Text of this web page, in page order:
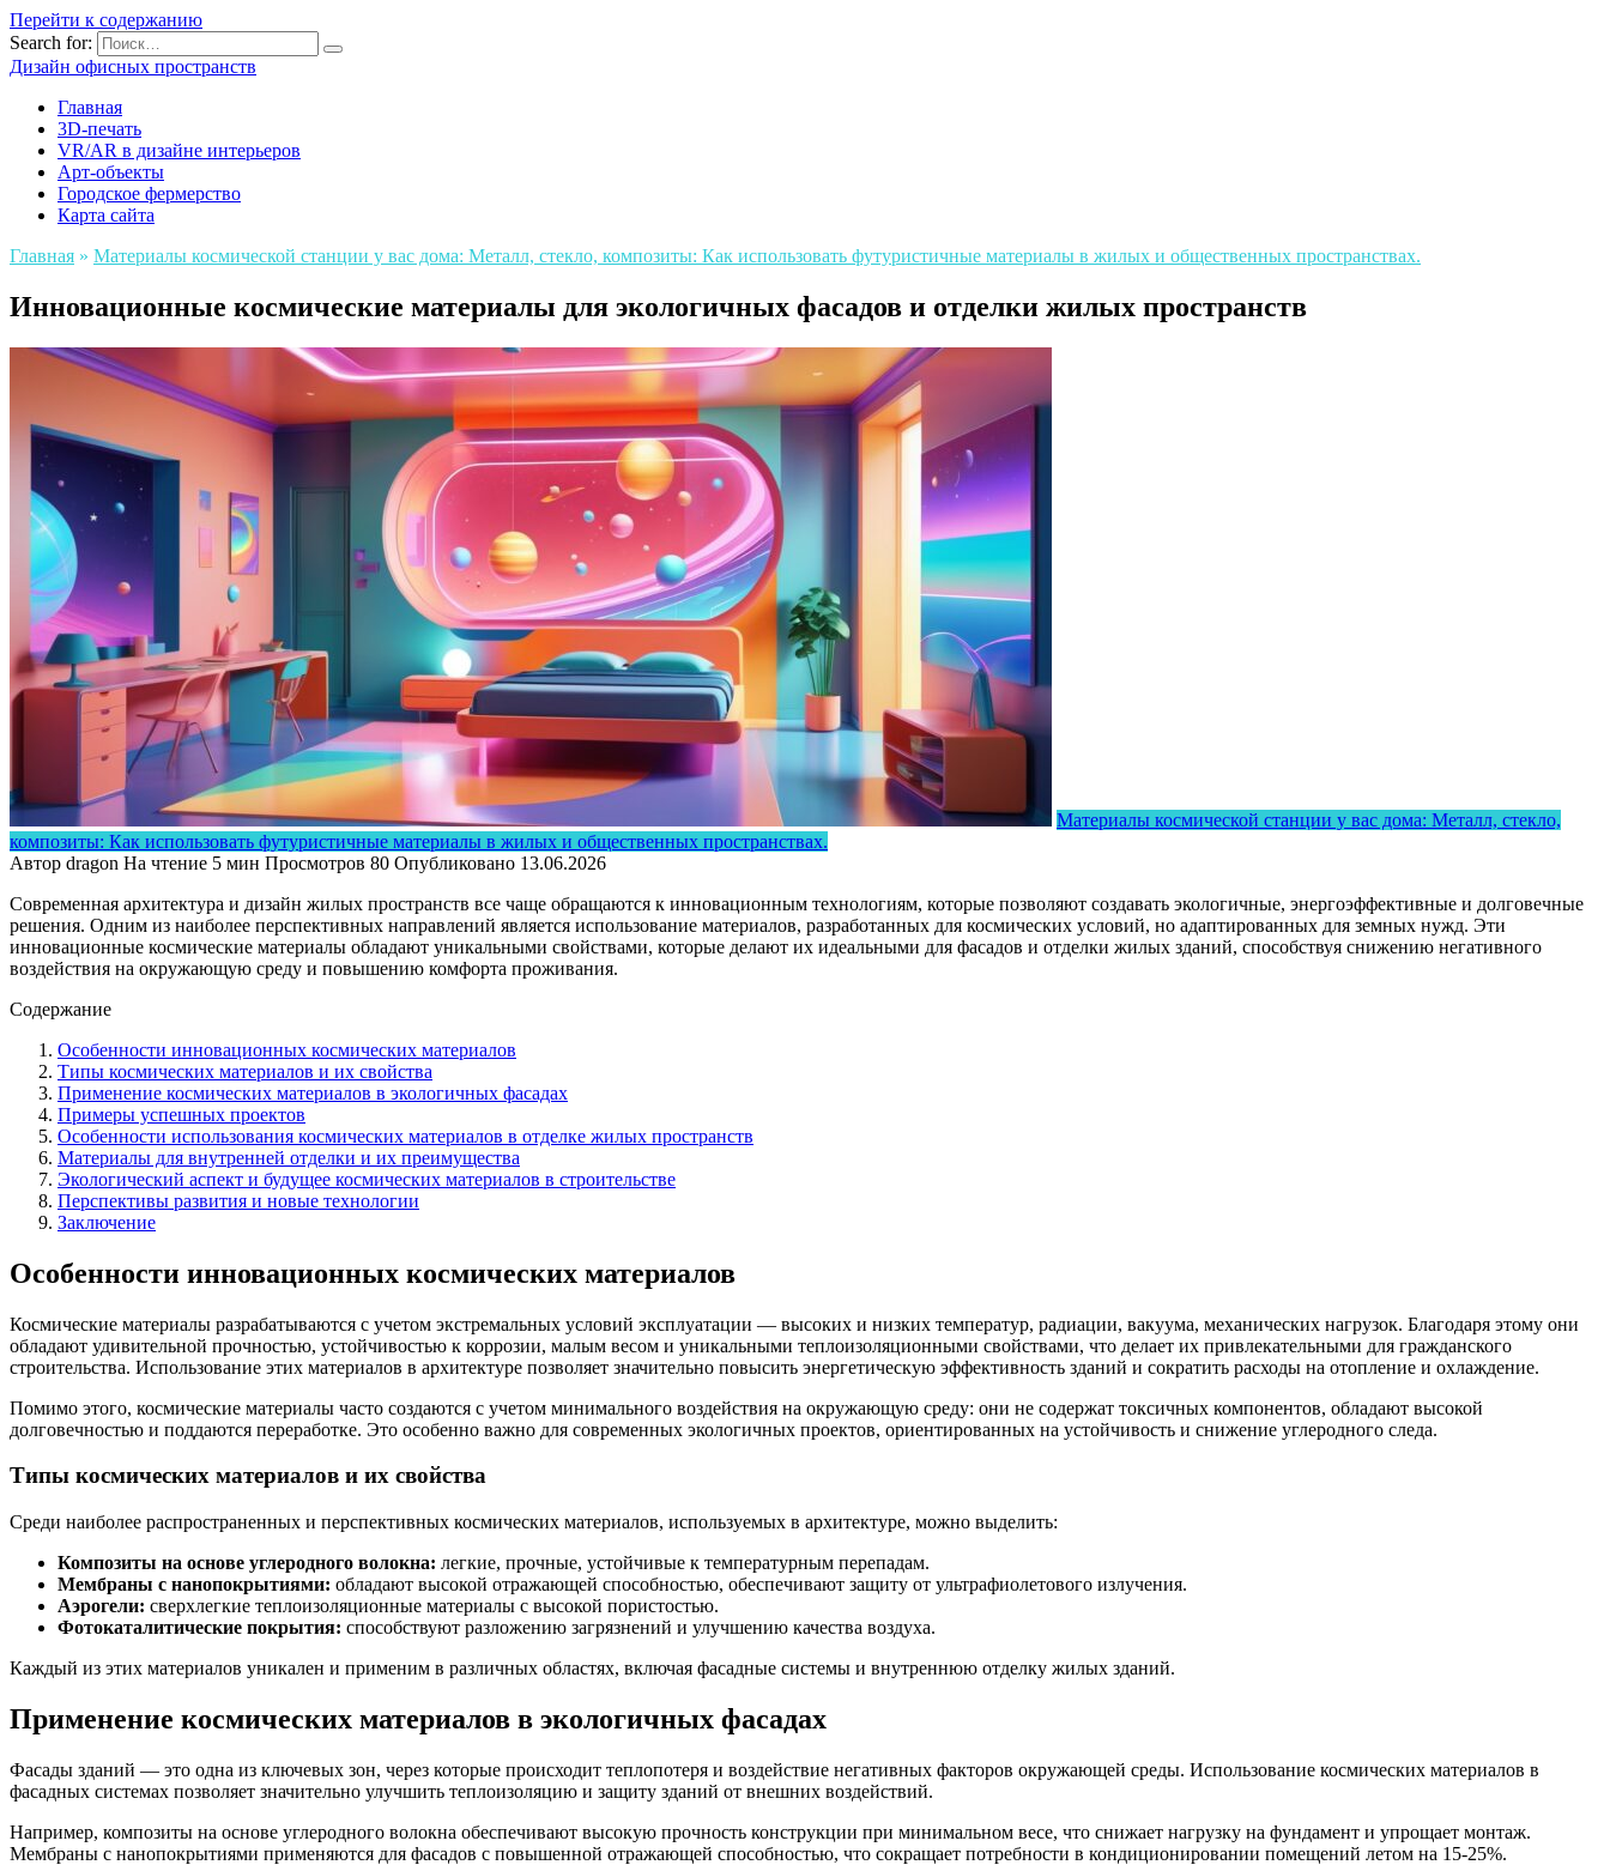
Перейти к содержанию
Search for:
Дизайн офисных пространств
Главная
3D-печать
VR/AR в дизайне интерьеров
Арт-объекты
Городское фермерство
Карта сайта
Главная » Материалы космической станции у вас дома: Металл, стекло, композиты: Как использовать футуристичные материалы в жилых и общественных пространствах.
Инновационные космические материалы для экологичных фасадов и отделки жилых пространств
Материалы космической станции у вас дома: Металл, стекло,
композиты: Как использовать футуристичные материалы в жилых и общественных пространствах.
Автор dragon На чтение 5 мин Просмотров 80 Опубликовано 13.06.2026
Современная архитектура и дизайн жилых пространств все чаще обращаются к инновационным технологиям, которые позволяют создавать экологичные, энергоэффективные и долговечные
решения. Одним из наиболее перспективных направлений является использование материалов, разработанных для космических условий, но адаптированных для земных нужд. Эти
инновационные космические материалы обладают уникальными свойствами, которые делают их идеальными для фасадов и отделки жилых зданий, способствуя снижению негативного
воздействия на окружающую среду и повышению комфорта проживания.
Содержание
Особенности инновационных космических материалов
Типы космических материалов и их свойства
Применение космических материалов в экологичных фасадах
Примеры успешных проектов
Особенности использования космических материалов в отделке жилых пространств
Материалы для внутренней отделки и их преимущества
Экологический аспект и будущее космических материалов в строительстве
Перспективы развития и новые технологии
Заключение
Особенности инновационных космических материалов
Космические материалы разрабатываются с учетом экстремальных условий эксплуатации — высоких и низких температур, радиации, вакуума, механических нагрузок. Благодаря этому они
обладают удивительной прочностью, устойчивостью к коррозии, малым весом и уникальными теплоизоляционными свойствами, что делает их привлекательными для гражданского
строительства. Использование этих материалов в архитектуре позволяет значительно повысить энергетическую эффективность зданий и сократить расходы на отопление и охлаждение.
Помимо этого, космические материалы часто создаются с учетом минимального воздействия на окружающую среду: они не содержат токсичных компонентов, обладают высокой
долговечностью и поддаются переработке. Это особенно важно для современных экологичных проектов, ориентированных на устойчивость и снижение углеродного следа.
Типы космических материалов и их свойства
Среди наиболее распространенных и перспективных космических материалов, используемых в архитектуре, можно выделить:
Композиты на основе углеродного волокна: легкие, прочные, устойчивые к температурным перепадам.
Мембраны с нанопокрытиями: обладают высокой отражающей способностью, обеспечивают защиту от ультрафиолетового излучения.
Аэрогели: сверхлегкие теплоизоляционные материалы с высокой пористостью.
Фотокаталитические покрытия: способствуют разложению загрязнений и улучшению качества воздуха.
Каждый из этих материалов уникален и применим в различных областях, включая фасадные системы и внутреннюю отделку жилых зданий.
Применение космических материалов в экологичных фасадах
Фасады зданий — это одна из ключевых зон, через которые происходит теплопотеря и воздействие негативных факторов окружающей среды. Использование космических материалов в
фасадных системах позволяет значительно улучшить теплоизоляцию и защиту зданий от внешних воздействий.
Например, композиты на основе углеродного волокна обеспечивают высокую прочность конструкции при минимальном весе, что снижает нагрузку на фундамент и упрощает монтаж.
Мембраны с нанопокрытиями применяются для фасадов с повышенной отражающей способностью, что сокращает потребности в кондиционировании помещений летом на 15-25%.